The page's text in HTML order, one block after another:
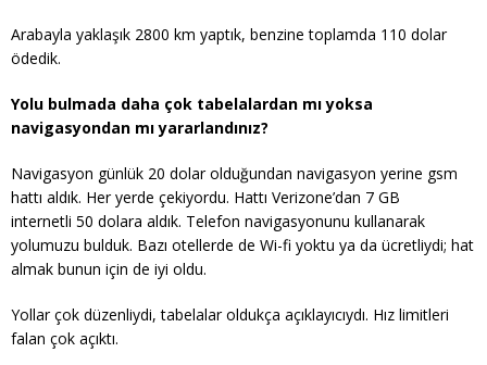
Arabayla yaklaşık 2800 km yaptık, benzine toplamda 110 dolar
ödedik.
Yolu bulmada daha çok tabelalardan mı yoksa
navigasyondan mı yararlandınız?
Navigasyon günlük 20 dolar olduğundan navigasyon yerine gsm
hattı aldık. Her yerde çekiyordu. Hattı Verizone’dan 7 GB
internetli 50 dolara aldık. Telefon navigasyonunu kullanarak
yolumuzu bulduk. Bazı otellerde de Wi-fi yoktu ya da ücretliydi; hat
almak bunun için de iyi oldu.
Yollar çok düzenliydi, tabelalar oldukça açıklayıcıydı. Hız limitleri
falan çok açıktı.